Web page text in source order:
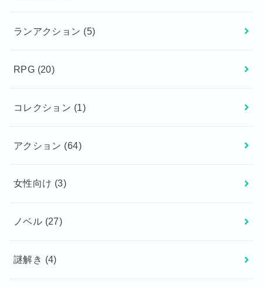
ランアクション (5)
RPG (20)
コレクション (1)
アクション (64)
女性向け (3)
ノベル (27)
謎解き (4)